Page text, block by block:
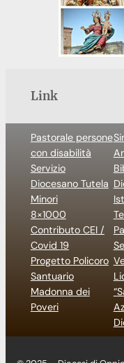
Link
Pastorale persone
con disabilità
Servizio
Diocesano Tutela
Minori
8×1000
Contributo CEI /
Covid 19
Progetto Policoro
Santuario
Madonna dei
Poveri